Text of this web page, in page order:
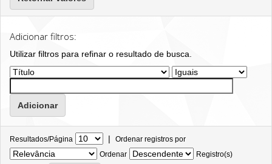
Adicionar filtros:
Utilizar filtros para refinar o resultado de busca.
Resultados/Página | Ordenar registros por
Ordenar
Registro(s)